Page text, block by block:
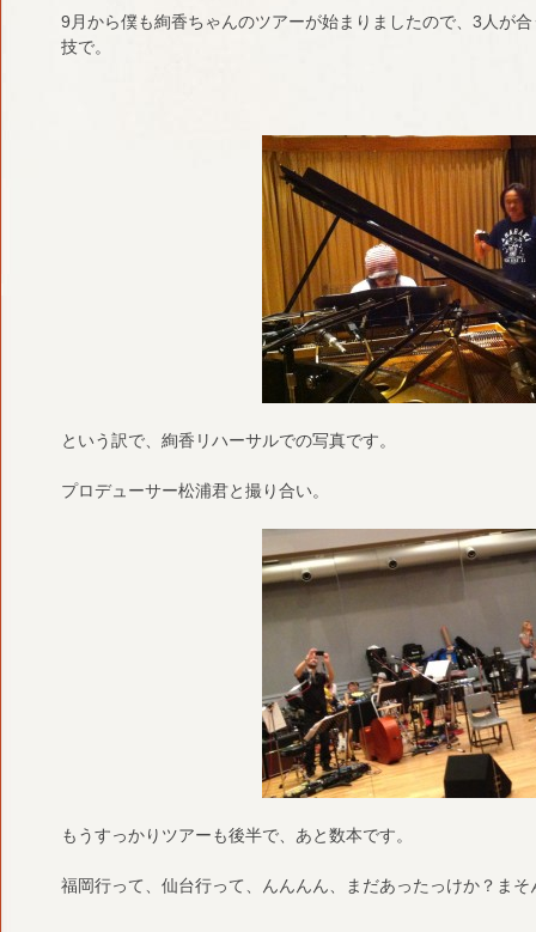
9月から僕も絢香ちゃんのツアーが始まりましたので、3人が
技で。
という訳で、絢香リハーサルでの写真です。
プロデューサー松浦君と撮り合い。
もうすっかりツアーも後半で、あと数本です。
福岡行って、仙台行って、んんんん、まだあったっけか？まそ